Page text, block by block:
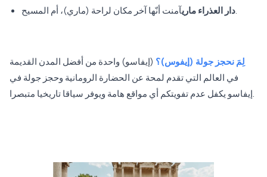
دار العذراء ماريآمنت أنّها آخر مكان لراحة (ماري)، أم المسيح.
لِمَ نحجز جولة (إيفوس)؟ (إيفاسو) واحدة من أفضل المدن القديمة
في العالم التي تقدم لمحة عن الحضارة الرومانية وحجز جولة في
إيفاسو يكفل عدم تفويتكم أي مواقع هامة ويوفر سياقا تاريخيا متبصرا.